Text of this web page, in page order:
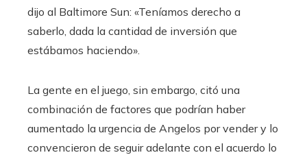
dijo al Baltimore Sun: «Teníamos derecho a
saberlo, dada la cantidad de inversión que
estábamos haciendo».
La gente en el juego, sin embargo, citó una
combinación de factores que podrían haber
aumentado la urgencia de Angelos por vender y lo
convencieron de seguir adelante con el acuerdo lo